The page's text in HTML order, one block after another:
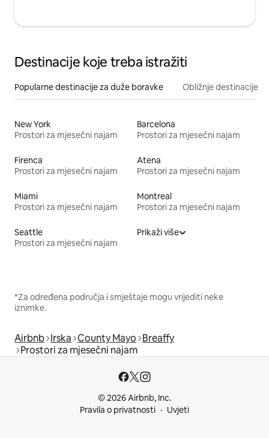
Destinacije koje treba istražiti
Popularne destinacije za duže boravke Obližnje destinacije
New York
Prostori za mjesečni najam
Barcelona
Prostori za mjesečni najam
Firenca
Prostori za mjesečni najam
Atena
Prostori za mjesečni najam
Miami
Prostori za mjesečni najam
Montreal
Prostori za mjesečni najam
Seattle
Prostori za mjesečni najam
Prikaži više
*Za određena područja i smještaje mogu vrijediti neke
iznimke.
Airbnb Irska County Mayo Breaffy
Prostori za mjesečni najam
© 2026 Airbnb, Inc.
Pravila o privatnosti
Uvjeti